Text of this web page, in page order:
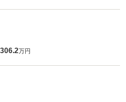
306.2万円